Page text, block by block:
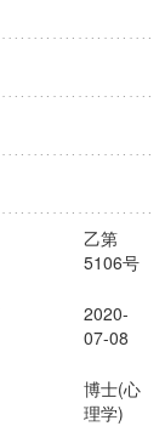
乙第
5106号
2020-
07-08
博士(心
理学)